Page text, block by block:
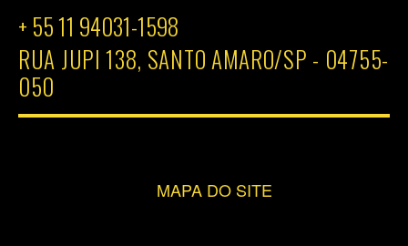
+ 55 11 94031-1598
RUA JUPI 138, SANTO AMARO/SP - 04755-
050
MAPA DO SITE